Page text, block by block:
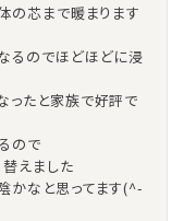
の芯まで暖まります
るのでほどほどに浸
ったと家族で好評で
ので
えました
かなと思ってます(^-